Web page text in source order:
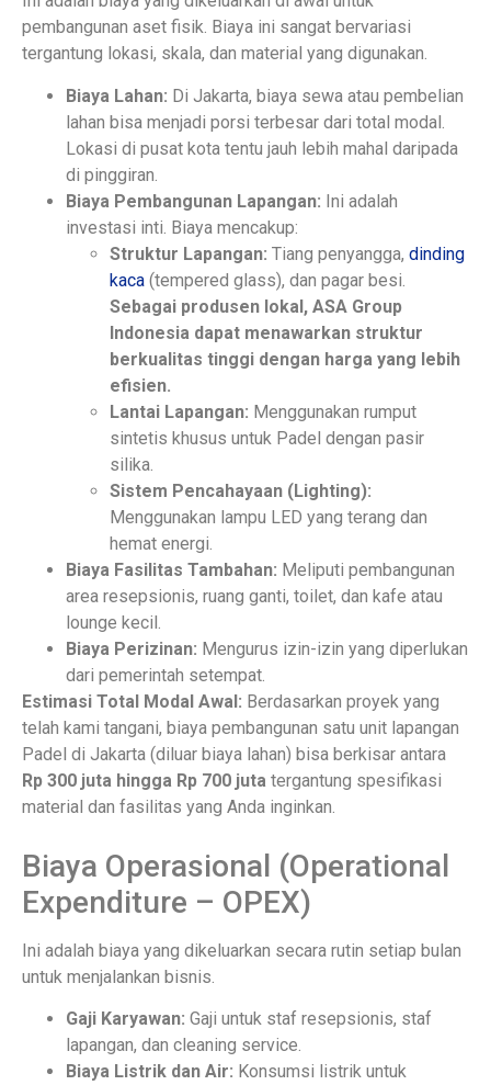
pembangunan aset fisik. Biaya ini sangat bervariasi
tergantung lokasi, skala, dan material yang digunakan.
Biaya Lahan: Di Jakarta, biaya sewa atau pembelian
lahan bisa menjadi porsi terbesar dari total modal.
Lokasi di pusat kota tentu jauh lebih mahal daripada
di pinggiran.
Biaya Pembangunan Lapangan: Ini adalah
investasi inti. Biaya mencakup:
Struktur Lapangan: Tiang penyangga, dinding
kaca (tempered glass), dan pagar besi.
Sebagai produsen lokal, ASA Group
Indonesia dapat menawarkan struktur
berkualitas tinggi dengan harga yang lebih
efisien.
Lantai Lapangan: Menggunakan rumput
sintetis khusus untuk Padel dengan pasir
silika.
Sistem Pencahayaan (Lighting):
Menggunakan lampu LED yang terang dan
hemat energi.
Biaya Fasilitas Tambahan: Meliputi pembangunan
area resepsionis, ruang ganti, toilet, dan kafe atau
lounge kecil.
Biaya Perizinan: Mengurus izin-izin yang diperlukan
dari pemerintah setempat.
Estimasi Total Modal Awal: Berdasarkan proyek yang
telah kami tangani, biaya pembangunan satu unit lapangan
Padel di Jakarta (diluar biaya lahan) bisa berkisar antara
Rp 300 juta hingga Rp 700 juta tergantung spesifikasi
material dan fasilitas yang Anda inginkan.
Biaya Operasional (Operational
Expenditure – OPEX)
Ini adalah biaya yang dikeluarkan secara rutin setiap bulan
untuk menjalankan bisnis.
Gaji Karyawan: Gaji untuk staf resepsionis, staf
lapangan, dan cleaning service.
Biaya Listrik dan Air: Konsumsi listrik untuk